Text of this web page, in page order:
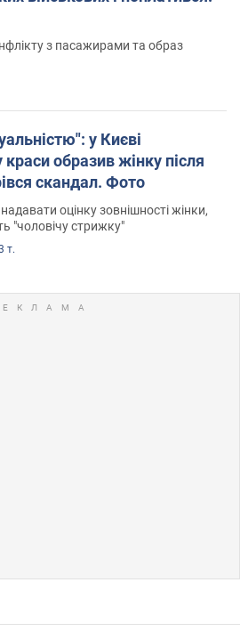
з пасажирами та образ
у Києві
краси образив жінку після
скандал. Фото
оцінку зовнішності жінки,
"чоловічу стрижку"
т.